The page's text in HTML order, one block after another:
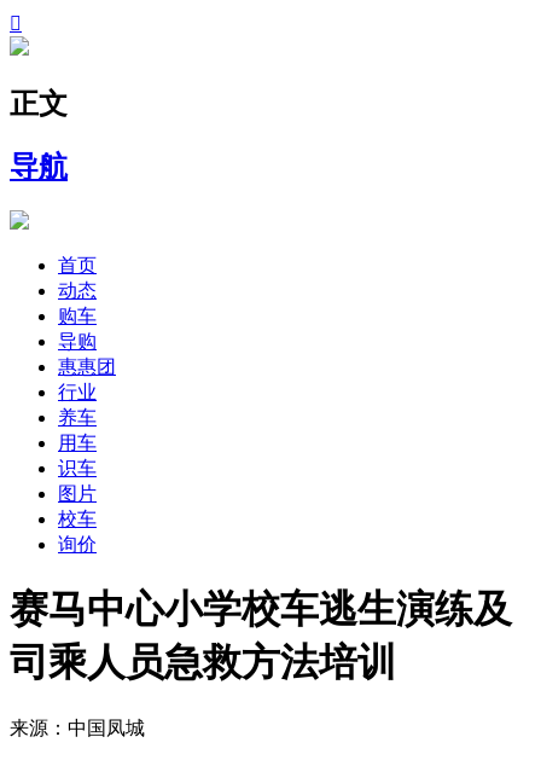

正文
导航
首页
动态
购车
导购
惠惠团
行业
养车
用车
识车
图片
校车
询价
赛马中心小学校车逃生演练及
司乘人员急救方法培训
来源： 中国凤城